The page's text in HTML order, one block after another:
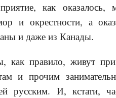
как
и окрестности, а
и даже из Канады.
как правило, живут
и прочим
русским. И, кстати,